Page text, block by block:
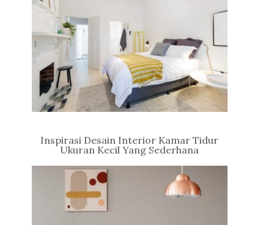
Inspirasi Desain Interior Kamar Tidur
Ukuran Kecil Yang Sederhana